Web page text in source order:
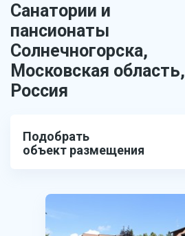
Санатории и
пансионаты
Солнечногорска,
Московская область,
Россия
Подобрать
объект размещения